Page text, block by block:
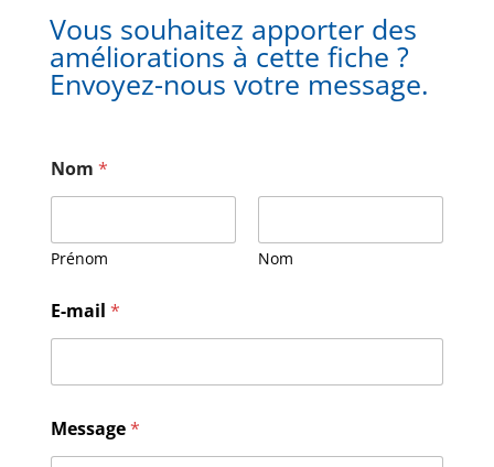
Vous souhaitez apporter des
améliorations à cette fiche ?
Envoyez-nous votre message.
Nom *
Prénom Nom
E-mail *
-
m
Message*